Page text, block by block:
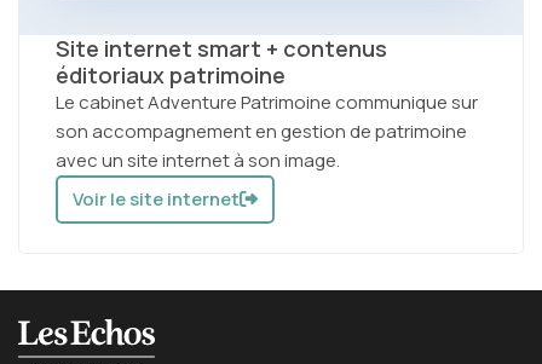
Site internet smart + contenus
éditoriaux patrimoine
Le cabinet Adventure Patrimoine communique sur
son accompagnement en gestion de patrimoine
avec un site internet à son image.
Voir le site internet